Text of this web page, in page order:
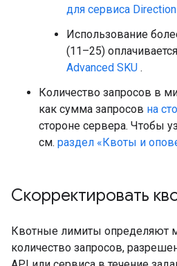
для сервиса
Использование
(11–25)
Advanced SKU .
Количество запросов в
как сумма запросов на
стороне сервера. Чтобы
см. раздел «Квоты и
Скорректировать
Квотные лимиты определяют
количество запросов,